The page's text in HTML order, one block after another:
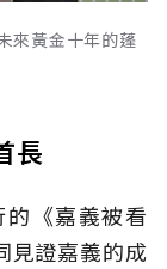
來黃金十年的蓬
長
《嘉義被看
見證嘉義的成